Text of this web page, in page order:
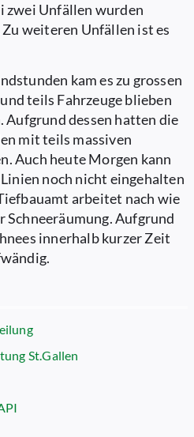
zwei Unfällen wurden
weiteren Unfällen ist es
kam es zu grossen
teils Fahrzeuge blieben
Aufgrund dessen hatten die
mit teils massiven
Auch heute Morgen kann
noch nicht eingehalten
arbeitet nach wie
Schneeräumung. Aufgrund
innerhalb kurzer Zeit
St.Gallen